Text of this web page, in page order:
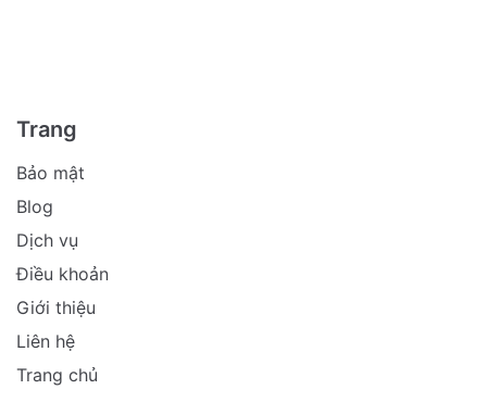
Trang
Bảo mật
Blog
Dịch vụ
Điều khoản
Giới thiệu
Liên hệ
Trang chủ